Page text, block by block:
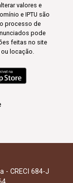
valores e
e IPTU são
processo de
pode
feitas no site
ou locação.
- CRECI 684-J